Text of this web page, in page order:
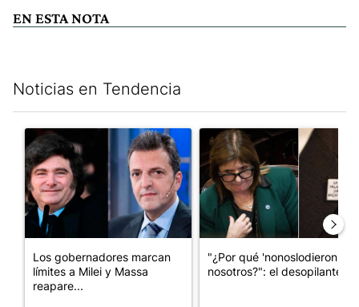
EN ESTA NOTA
Noticias en Tendencia
Un artículo de tendencia con el título "Los gobernadores
Los gobernadores marcan
límites a Milei y Massa
reapare...
Un artículo de tendencia con
"¿Por qué 'nonoslodieron' a
nosotros?": el desopilante ...